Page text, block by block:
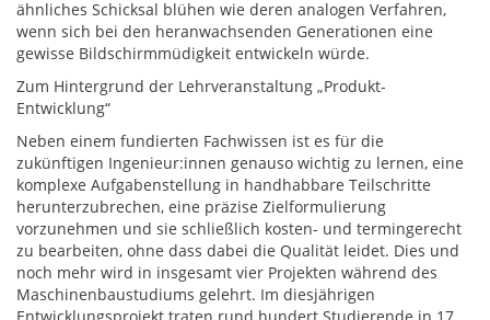
ähnliches Schicksal blühen wie deren analogen Verfahren,
wenn sich bei den heranwachsenden Generationen eine
gewisse Bildschirmmüdigkeit entwickeln würde.
Zum Hintergrund der Lehrveranstaltung „Produkt-
Entwicklung“
Neben einem fundierten Fachwissen ist es für die
zukünftigen Ingenieur:innen genauso wichtig zu lernen, eine
komplexe Aufgabenstellung in handhabbare Teilschritte
herunterzubrechen, eine präzise Zielformulierung
vorzunehmen und sie schließlich kosten- und termingerecht
zu bearbeiten, ohne dass dabei die Qualität leidet. Dies und
noch mehr wird in insgesamt vier Projekten während des
Maschinenbaustudiums gelehrt. Im diesjährigen